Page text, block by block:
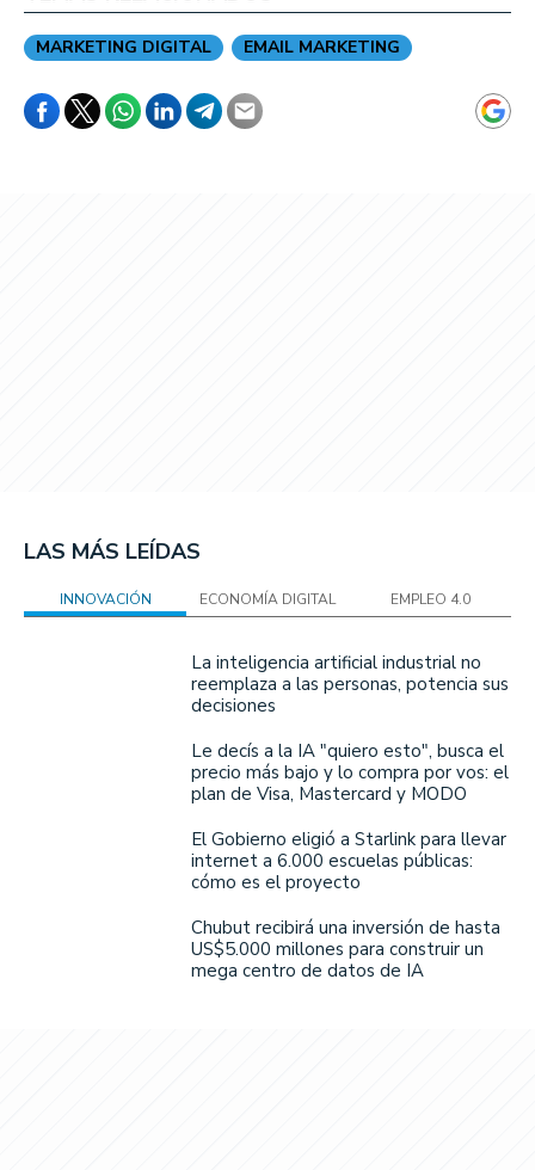
MARKETING DIGITAL EMAIL MARKETING
LAS MÁS LEÍDAS
INNOVACIÓN ECONOMÍA DIGITAL EMPLEO 4.0
La inteligencia artificial industrial no
reemplaza a las personas, potencia sus
decisiones
Le decís a la IA "quiero esto", busca el
precio más bajo y lo compra por vos: el
plan de Visa, Mastercard y MODO
El Gobierno eligió a Starlink para llevar
internet a 6.000 escuelas públicas:
cómo es el proyecto
Chubut recibirá una inversión de hasta
US$5.000 millones para construir un
mega centro de datos de IA